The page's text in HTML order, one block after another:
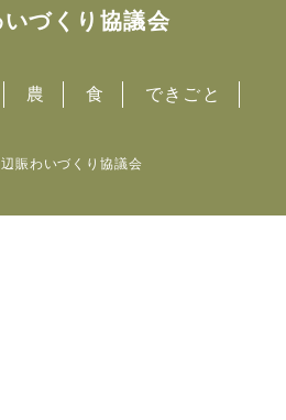
づくり協議会
農 食
できごと
賑わいづくり協議会